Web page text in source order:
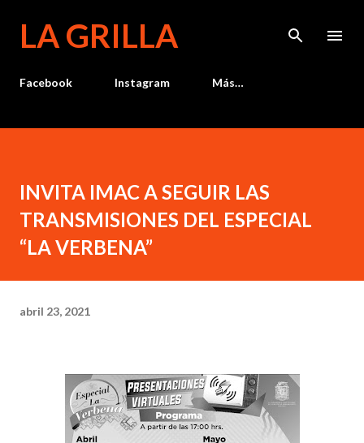
LA GRILLA
Facebook Instagram Más…
INVITA IMAC A SEGUIR LAS
TRANSMISIONES DEL ESPECIAL
“LA VERBENA”
abril 23, 2021